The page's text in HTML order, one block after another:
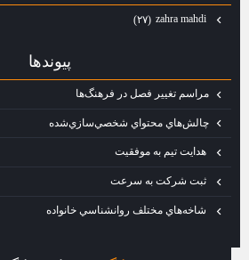
zahra mahdi (۲۷)
پيوندها
مراسم تغيير فصل در فرهنگ‌ها
چالش‌هاي محتواي شخصي‌سازي‌شده
هدايت تيم به موفقيت
ثبت شركت به سرعت
شاخه‌هاي مختلف روانشناسي خانواده